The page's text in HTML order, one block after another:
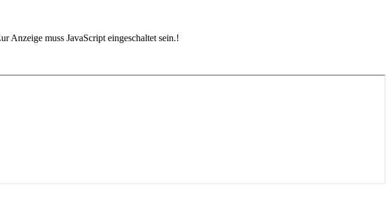
Anzeige muss JavaScript eingeschaltet sein.!